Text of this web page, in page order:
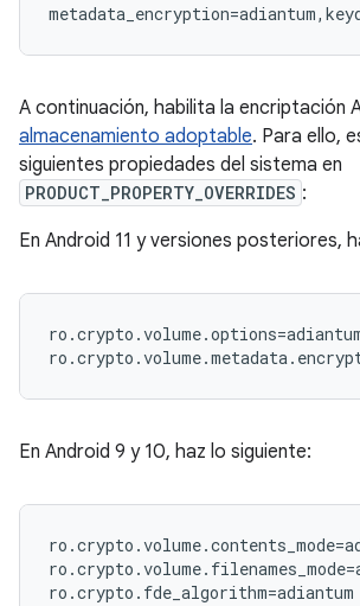
A continuación, habilita la encriptación
almacenamiento adoptable. Para ello,
siguientes propiedades del sistema en
PRODUCT_PROPERTY_OVERRIDES :
En Android 11 y versiones posteriores,
En Android 9 y 10, haz lo siguiente:
ro.crypto.fde_algorithm=adiantum